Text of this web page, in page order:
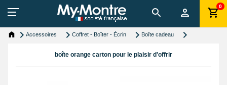
0
Accessoires Coffret - Boîter - Écrin Boîte cadeau
boîte orange carton pour le plaisir d'offrir